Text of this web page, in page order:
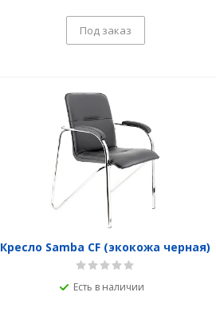
Под заказ
Кресло Samba CF (экокожа черная)
Есть в наличии